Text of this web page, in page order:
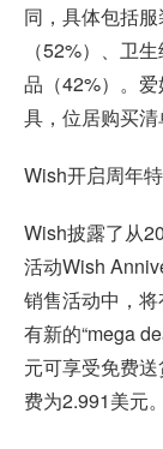
同，具体包括
（52%）、卫
品（42%）。
具，位居购买清
Wish开启周年
Wish披露了从
活动Wish
销售活动中，
有新的“mega
元可享受免费
费为2.991美元。